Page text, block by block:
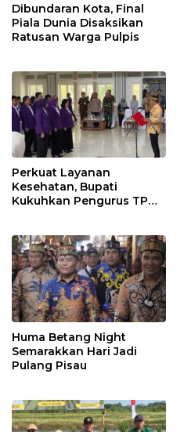
Dibundaran Kota, Final
Piala Dunia Disaksikan
Ratusan Warga Pulpis
Perkuat Layanan
Kesehatan, Bupati
Kukuhkan Pengurus TP
Huma Betang Night
Semarakkan Hari Jadi
Pulang Pisau